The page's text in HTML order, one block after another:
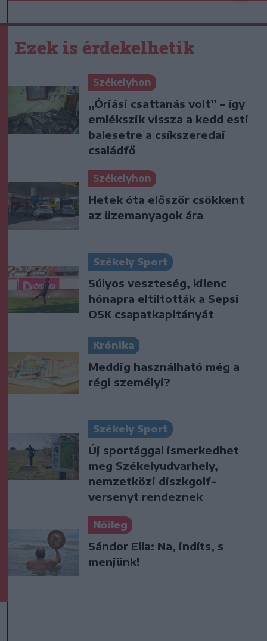
Ezek is érdekelhetik
Székelyhon
„Óriási csattanás volt” – így
emlékszik vissza a kedd esti
balesetre a csíkszeredai
családfő
Székelyhon
Hetek óta először csökkent
az üzemanyagok ára
Székely Sport
Súlyos veszteség, kilenc
hónapra eltiltották a Sepsi
OSK csapatkapitányát
Krónika
Meddig használható még a
régi személyi?
Székely Sport
Új sportággal ismerkedhet
meg Székelyudvarhely,
nemzetközi diszkgolf-
versenyt rendeznek
Nőileg
Sándor Ella: Na, indíts, s
menjünk!